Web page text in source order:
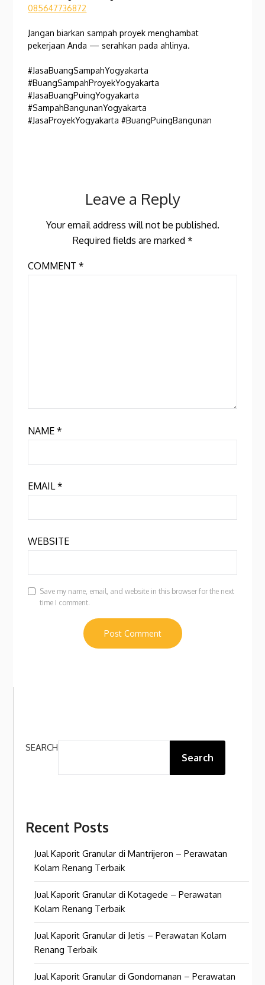
085647736872
Jangan biarkan sampah proyek menghambat
pekerjaan Anda — serahkan pada ahlinya.
#JasaBuangSampahYogyakarta
#BuangSampahProyekYogyakarta
#JasaBuangPuingYogyakarta
#SampahBangunanYogyakarta
#JasaProyekYogyakarta #BuangPuingBangunan
Leave a Reply
Your email address will not be published.
Required fields are marked *
COMMENT*
NAME*
EMAIL*
WEBSITE
Save my name, email, and website in this browser for the next
time I comment.
SEARCH
Search
Recent Posts
Jual Kaporit Granular di Mantrijeron – Perawatan
Kolam Renang Terbaik
Jual Kaporit Granular di Kotagede – Perawatan
Kolam Renang Terbaik
Jual Kaporit Granular di Jetis – Perawatan Kolam
Renang Terbaik
Jual Kaporit Granular di Gondomanan – Perawatan